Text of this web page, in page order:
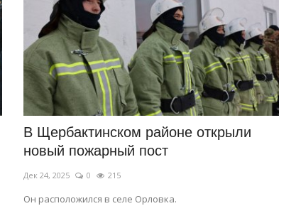
В Щербактинском районе открыли
новый пожарный пост
Дек 24, 2025 0 215
Он расположился в селе Орловка.